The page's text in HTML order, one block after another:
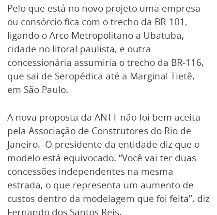
Pelo que está no novo projeto uma empresa
ou consórcio fica com o trecho da BR-101,
ligando o Arco Metropolitano a Ubatuba,
cidade no litoral paulista, e outra
concessionária assumiria o trecho da BR-116,
que sai de Seropédica até a Marginal Tietê,
em São Paulo.
A nova proposta da ANTT não foi bem aceita
pela Associação de Construtores do Rio de
Janeiro. O presidente da entidade diz que o
modelo está equivocado. “Você vai ter duas
concessões independentes na mesma
estrada, o que representa um aumento de
custos dentro da modelagem que foi feita”, diz
Fernando dos Santos Reis.